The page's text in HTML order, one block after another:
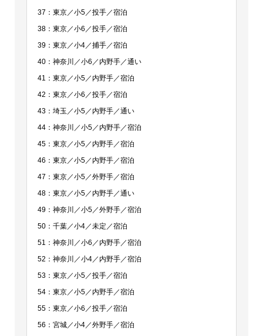
37：東京／小5／投手／宿泊
38：東京／小6／投手／宿泊
39：東京／小4／捕手／宿泊
40：神奈川／小6／内野手／通い
41：東京／小5／内野手／宿泊
42：東京／小6／投手／宿泊
43：埼玉／小5／内野手／通い
44：神奈川／小5／内野手／宿泊
45：東京／小5／内野手／宿泊
46：東京／小5／内野手／宿泊
47：東京／小5／外野手／宿泊
48：東京／小5／内野手／通い
49：神奈川／小5／外野手／宿泊
50：千葉／小4／未定／宿泊
51：神奈川／小6／内野手／宿泊
52：神奈川／小4／内野手／宿泊
53：東京／小5／投手／宿泊
54：東京／小5／内野手／宿泊
55：東京／小6／投手／宿泊
56：宮城／小4／外野手／宿泊